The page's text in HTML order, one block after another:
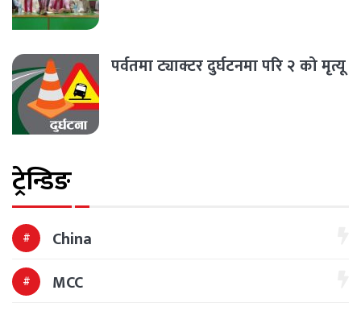
पर्वतमा ट्याक्टर दुर्घटनमा परि २ को मृत्यू
ट्रेन्डिङ
China
MCC